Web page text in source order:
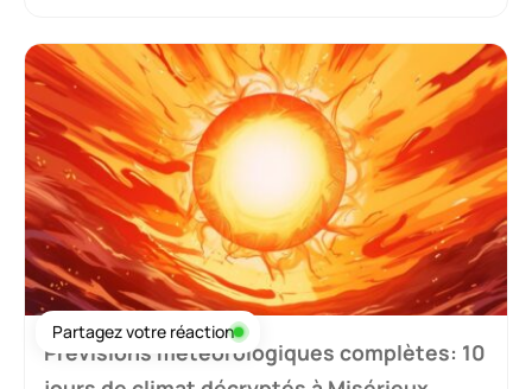
Prévisions météorologiques complètes: 10
Partagez votre réaction